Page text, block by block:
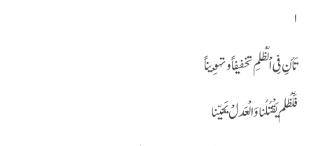
۱
تَأنِ فِی اْلّظُلمِ تخفیفاً و تہْوِ یناً
فَلّظُلم یَقْتُلُنا وَالْعَدلْ یَحیّنا